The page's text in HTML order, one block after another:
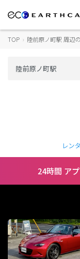
TOP › 陸前原ノ町駅 周辺
レン
24時間 ア